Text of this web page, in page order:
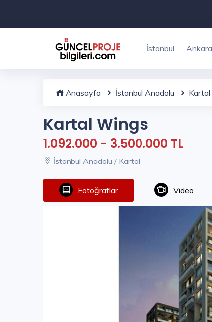
İstanbul Ankara
Anasayfa İstanbul Anadolu Kartal
Kartal Wings
1.092.000 - 3.500.000 TL
İstanbul Anadolu / Kartal
Fotoğraflar Video